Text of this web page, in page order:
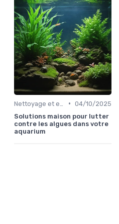
• 04/10/2025
Solutions maison pour lutter
contre les algues dans votre
aquarium